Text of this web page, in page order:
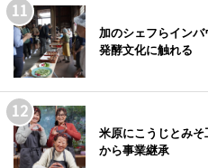
加のシェフらイン
発酵文化に触れる
米原にこうじとみ
から事業継承